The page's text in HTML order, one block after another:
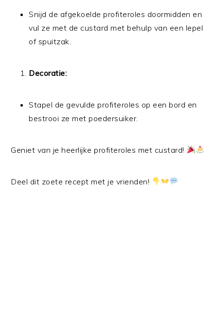
Snijd de afgekoelde profiteroles doormidden en
vul ze met de custard met behulp van een lepel
of spuitzak.
Decoratie:
Stapel de gevulde profiteroles op een bord en
bestrooi ze met poedersuiker.
Geniet van je heerlijke profiteroles met custard!
Deel dit zoete recept met je vrienden!